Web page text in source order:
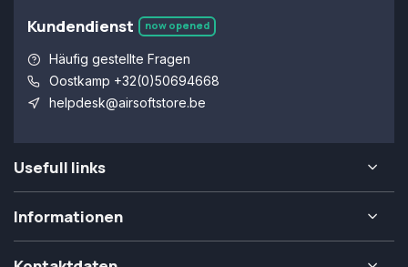
Kundendienst now opened
Häufig gestellte Fragen
Oostkamp +32(0)50694668
helpdesk@airsoftstore.be
Usefull links
Informationen